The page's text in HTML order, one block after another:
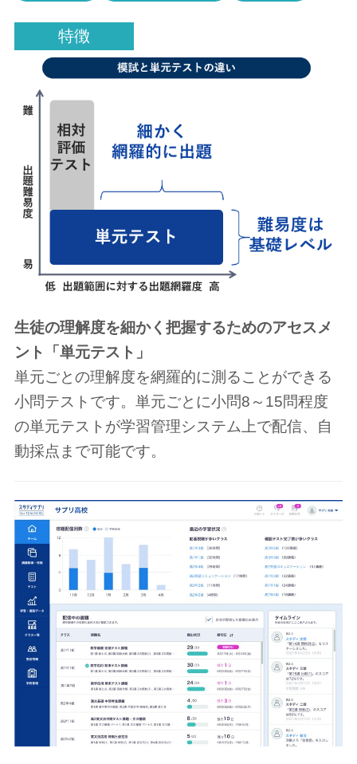
特徴
生徒の理解度を細かく把握するためのアセスメ
ント「単元テスト」
単元ごとの理解度を網羅的に測ることができる
小問テストです。単元ごとに小問8～15問程度
の単元テストが学習管理システム上で配信、自
動採点まで可能です。